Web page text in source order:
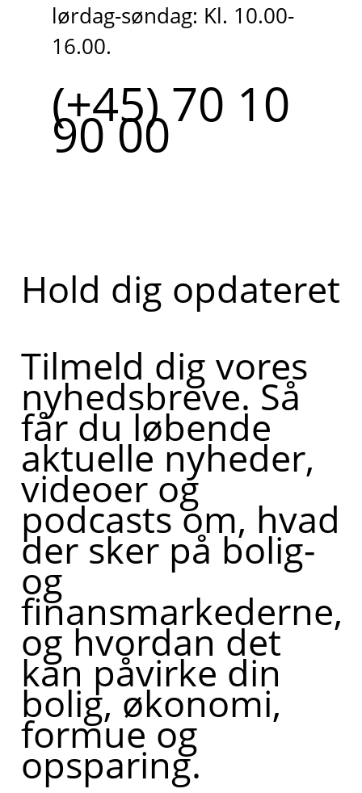
lørdag-søndag: Kl. 10.00-
16.00.
(+45) 70 10
90 00
Hold dig opdateret
Tilmeld dig vores
nyhedsbreve. Så
får du løbende
aktuelle nyheder,
videoer og
podcasts om, hvad
der sker på bolig-
og
finansmarkederne,
og hvordan det
kan påvirke din
bolig, økonomi,
formue og
opsparing.